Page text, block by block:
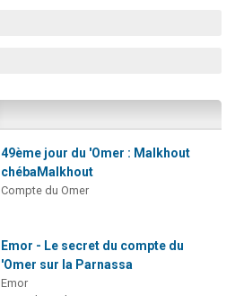
49ème jour du 'Omer : Malkhout
chébaMalkhout
Compte du Omer
Emor - Le secret du compte du
'Omer sur la Parnassa
Emor